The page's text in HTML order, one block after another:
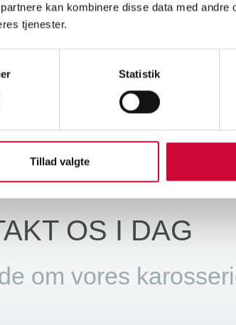
kan kombinere disse data med andre
tjenester.
Statistik
Tillad valgte
men den kan give styrke, mod og et
støtte.
OS I DAG
om vores